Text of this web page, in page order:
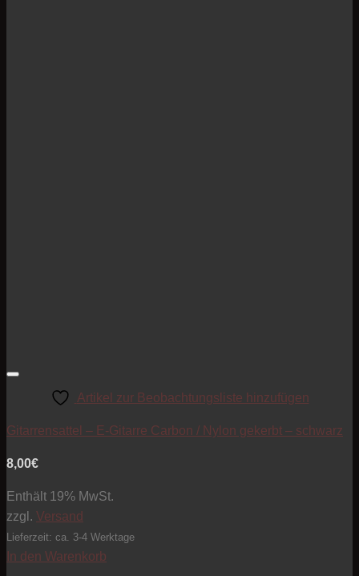
Artikel zur Beobachtungsliste hinzufügen
Gitarrensattel – E-Gitarre Carbon / Nylon gekerbt – schwarz
8,00€
Enthält 19% MwSt.
zzgl. Versand
Lieferzeit: ca. 3-4 Werktage
In den Warenkorb